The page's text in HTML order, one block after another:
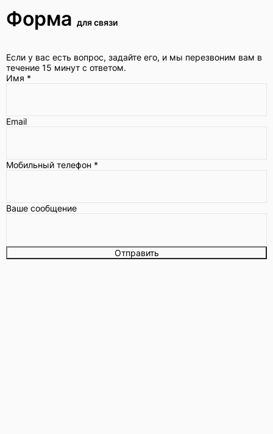
Форма для связи
Если у вас есть вопрос, задайте его, и мы перезвоним вам в
течение 15 минут с ответом.
Имя *
Email
Мобильный телефон *
Ваше сообщение
Отправить
Прикрепить фото (до 5 шт.)
Добавить фото